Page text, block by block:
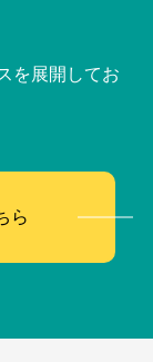
を展開してお
ら